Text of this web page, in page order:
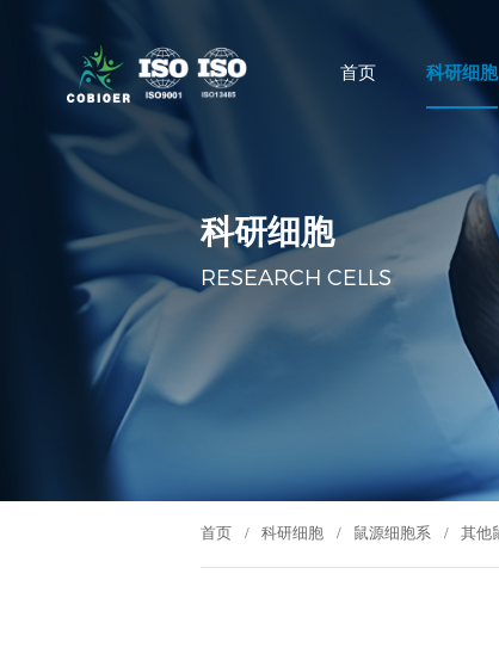
首页 科研细胞
科研细胞
RESEARCH CELLS
首页 / 科研细胞 / 鼠源细胞系 / 其他